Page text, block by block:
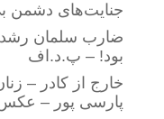
جنایت‌های دشمن
ضارب سلمان
بود! – پ.د.اف
خارج از کادر –
پارسی پور –